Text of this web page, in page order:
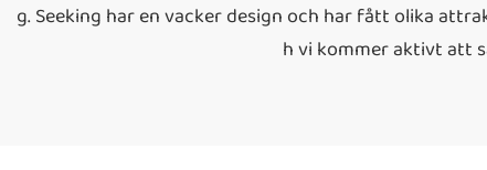
g. Seeking har en vacker design och har fått olika
h vi kommer aktivt att